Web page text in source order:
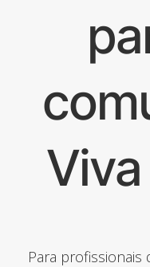
Para profissionais